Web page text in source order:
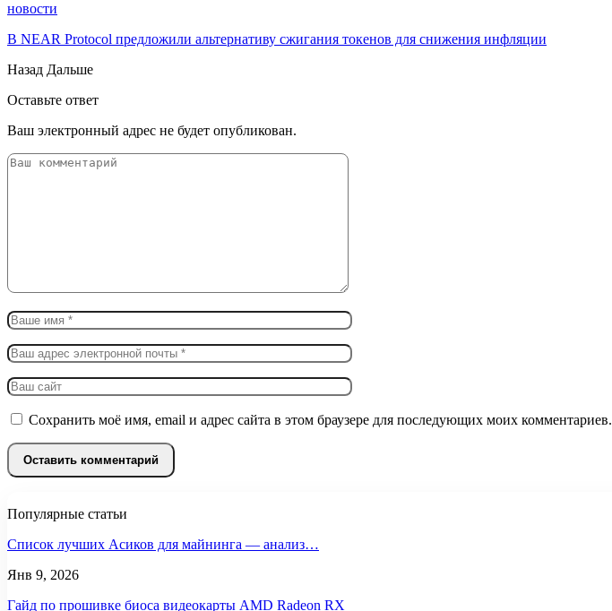
новости
В NEAR Protocol предложили альтернативу сжигания токенов для снижения инфляции
Назад Дальше
Оставьте ответ
Ваш электронный адрес не будет опубликован.
Сохранить моё имя, email и адрес сайта в этом браузере для последующих моих комментариев.
Популярные статьи
Список лучших Асиков для майнинга — анализ…
Янв 9, 2026
Гайд по прошивке биоса видеокарты AMD Radeon RX